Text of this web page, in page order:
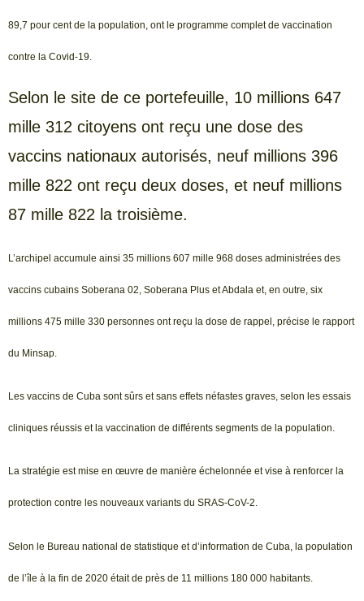
89,7 pour cent de la population, ont le programme complet de vaccination
contre la Covid-19.
Selon le site de ce portefeuille, 10 millions 647
mille 312 citoyens ont reçu une dose des
vaccins nationaux autorisés, neuf millions 396
mille 822 ont reçu deux doses, et neuf millions
87 mille 822 la troisième.
L’archipel accumule ainsi 35 millions 607 mille 968 doses administrées des
vaccins cubains Soberana 02, Soberana Plus et Abdala et, en outre, six
millions 475 mille 330 personnes ont reçu la dose de rappel, précise le rapport
du Minsap.
Les vaccins de Cuba sont sûrs et sans effets néfastes graves, selon les essais
cliniques réussis et la vaccination de différents segments de la population.
La stratégie est mise en œuvre de manière échelonnée et vise à renforcer la
protection contre les nouveaux variants du SRAS-CoV-2.
Selon le Bureau national de statistique et d’information de Cuba, la population
de l’île à la fin de 2020 était de près de 11 millions 180 000 habitants.